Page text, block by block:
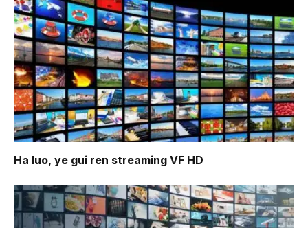
Ha luo, ye gui ren streaming VF HD